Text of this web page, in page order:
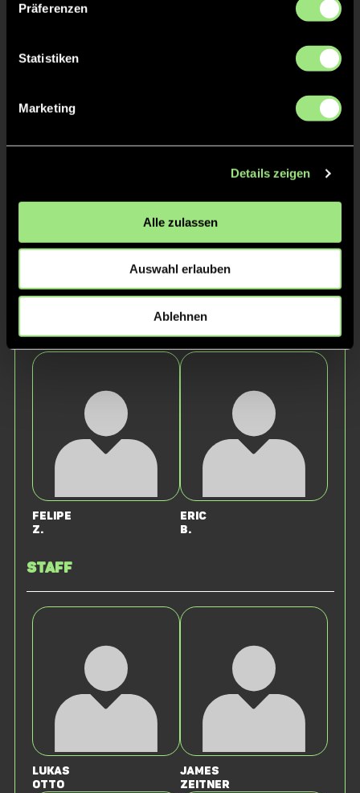
Präferenzen
Statistiken
Marketing
Details zeigen
Alle zulassen
Auswahl erlauben
Ablehnen
Raphael
Anton
Felipe
Z.
Eric
B.
Staff
Lukas
Otto
James
Zeitner